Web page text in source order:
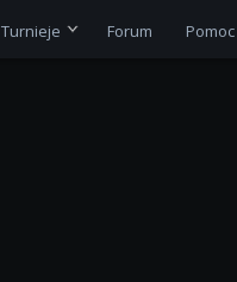
Turnieje Forum Pomoc